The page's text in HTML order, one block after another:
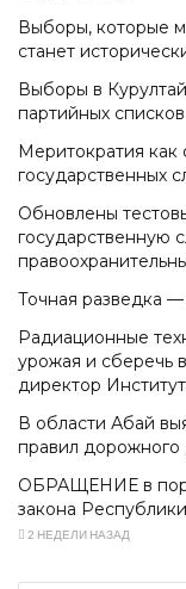
Выборы, которые
станет
Выборы в
партийных списков
Меритократия
государственных
Обновлены
государственную
Точная разведка —
Радиационные
урожая и сберечь
директор
В области Абай
правил
ОБРАЩЕНИЕ в
закона
2 НЕДЕЛИ НАЗАД